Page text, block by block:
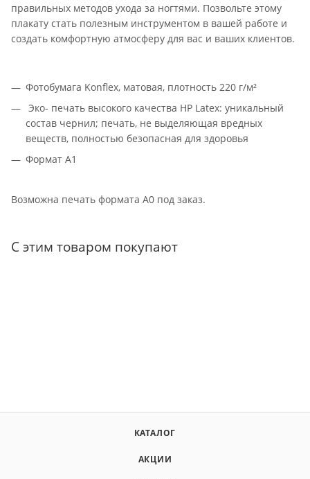
правильных методов ухода за ногтями. Позвольте этому
плакату стать полезным инструментом в вашей работе и
создать комфортную атмосферу для вас и ваших клиентов.
Фотобумага Konflex, матовая, плотность 220 г/м²
Эко- печать высокого качества HP Latex: уникальный
состав чернил; печать, не выделяющая вредных
веществ, полностью безопасная для здоровья
Формат А1
Возможна печать формата A0 под заказ.
С этим товаром покупают
КАТАЛОГ
АКЦИИ